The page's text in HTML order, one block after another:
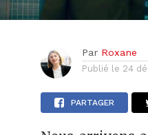
Par Roxane
Publié le 24
PARTAGER